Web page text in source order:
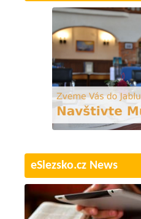
eSlezsko.cz News